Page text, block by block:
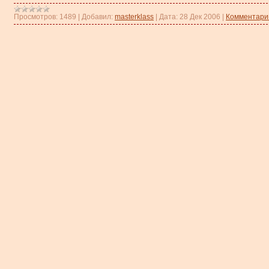
Просмотров: 1489 Добавил: masterklass Дата: 28 Дек 2006